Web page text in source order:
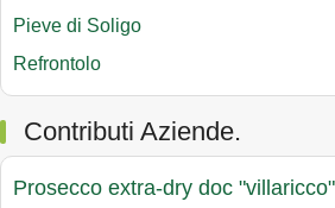
Pieve di Soligo
Refrontolo
Contributi Aziende.
Prosecco extra-dry doc "villaricco"